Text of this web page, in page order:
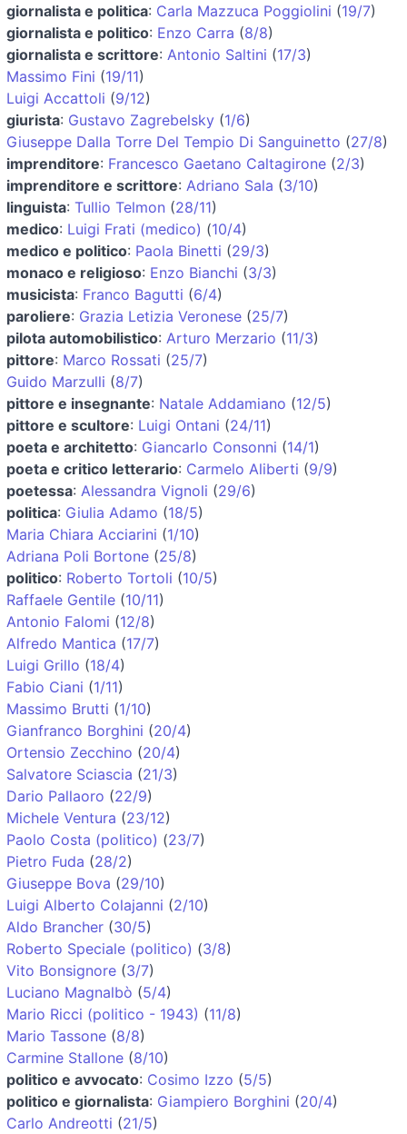
giornalista e politica: Carla Mazzuca Poggiolini (19/7)
giornalista e politico: Enzo Carra (8/8)
giornalista e scrittore: Antonio Saltini (17/3)
Massimo Fini (19/11)
Luigi Accattoli (9/12)
giurista: Gustavo Zagrebelsky (1/6)
Giuseppe Dalla Torre Del Tempio Di Sanguinetto (27/8)
imprenditore: Francesco Gaetano Caltagirone (2/3)
imprenditore e scrittore: Adriano Sala (3/10)
linguista: Tullio Telmon (28/11)
medico: Luigi Frati (medico) (10/4)
medico e politico: Paola Binetti (29/3)
monaco e religioso: Enzo Bianchi (3/3)
musicista: Franco Bagutti (6/4)
paroliere: Grazia Letizia Veronese (25/7)
pilota automobilistico: Arturo Merzario (11/3)
pittore: Marco Rossati (25/7)
Guido Marzulli (8/7)
pittore e insegnante: Natale Addamiano (12/5)
pittore e scultore: Luigi Ontani (24/11)
poeta e architetto: Giancarlo Consonni (14/1)
poeta e critico letterario: Carmelo Aliberti (9/9)
poetessa: Alessandra Vignoli (29/6)
politica: Giulia Adamo (18/5)
Maria Chiara Acciarini (1/10)
Adriana Poli Bortone (25/8)
politico: Roberto Tortoli (10/5)
Raffaele Gentile (10/11)
Antonio Falomi (12/8)
Alfredo Mantica (17/7)
Luigi Grillo (18/4)
Fabio Ciani (1/11)
Massimo Brutti (1/10)
Gianfranco Borghini (20/4)
Ortensio Zecchino (20/4)
Salvatore Sciascia (21/3)
Dario Pallaoro (22/9)
Michele Ventura (23/12)
Paolo Costa (politico) (23/7)
Pietro Fuda (28/2)
Giuseppe Bova (29/10)
Luigi Alberto Colajanni (2/10)
Aldo Brancher (30/5)
Roberto Speciale (politico) (3/8)
Vito Bonsignore (3/7)
Luciano Magnalbò (5/4)
Mario Ricci (politico - 1943) (11/8)
Mario Tassone (8/8)
Carmine Stallone (8/10)
politico e avvocato: Cosimo Izzo (5/5)
politico e giornalista: Giampiero Borghini (20/4)
Carlo Andreotti (21/5)